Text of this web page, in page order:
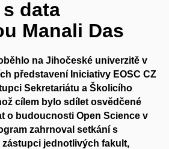
data
Manali Das
na Jihočeské univerzitě v
představení Iniciativy EOSC CZ
Sekretariátu a Školicího
cílem bylo sdílet osvědčené
o budoucnosti Open Science v
zahrnoval setkání s
jednotlivých fakult,